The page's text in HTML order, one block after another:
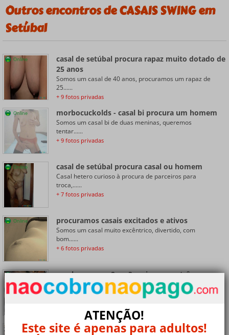
Outros encontros de CASAIS SWING em
Setúbal
Online
casal de setúbal procura rapaz muito dotado de
25 anos
Somos um casal de 40 anos, procuramos um rapaz de
25......
+ 9 fotos privadas
Online morbocuckolds - casal bi procura um homem
Somos um casal bi de duas meninas, queremos
tentar......
+ 9 fotos privadas
Online casal de setúbal procura casal ou homem
Casal hetero curioso à procura de parceiros para
troca,......
+ 7 fotos privadas
Online procuramos casais excitados e ativos
Somos um casal muito excêntrico, divertido, com
bom......
+ 6 fotos privadas
Online casal consegue 2 ou 3 amigos para três
Procuramos 2 ou 3 amigos de Grândola para um
menage......
casamento com mulher bissex
ATENÇÃO!
Este site é apenas para adultos!